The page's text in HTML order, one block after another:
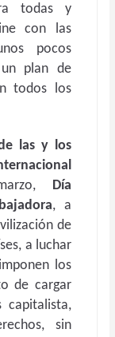
todas y
con las
pocos
plan de
todos los
las y los
Día
, a
de
a luchar
los
de cargar
capitalista,
sin